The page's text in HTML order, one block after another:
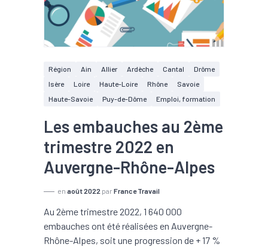
Région Ain Allier Ardèche Cantal
Drôme
Isère
Loire Haute-Loire Rhône
Savoie
Haute-Savoie
Puy-de-Dôme Emploi, formation
Les embauches au 2ème
trimestre 2022 en
Auvergne-Rhône-Alpes
en août 2022 par France Travail
Au 2ème trimestre 2022, 1 640 000
embauches ont été réalisées en Auvergne-
Rhône-Alpes, soit une progression de + 17 %